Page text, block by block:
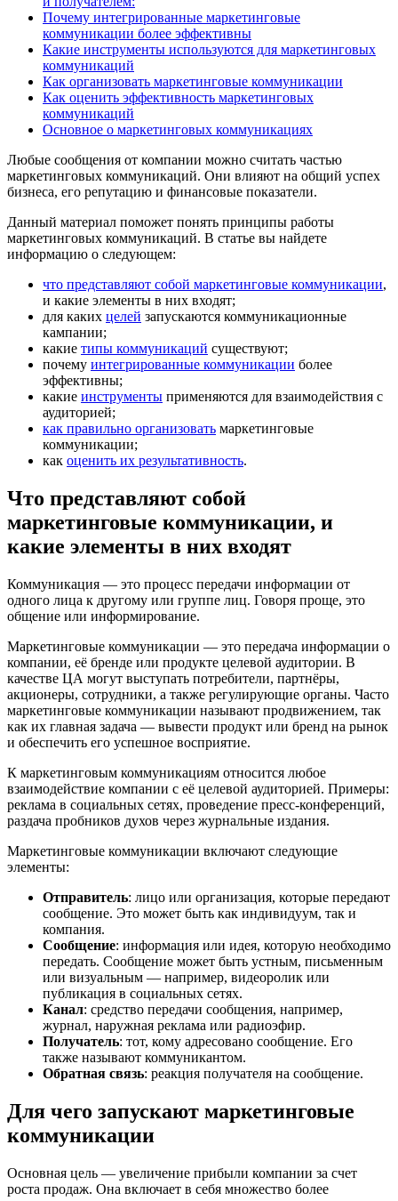
Почему интегрированные маркетинговые
коммуникации более эффективны
Какие инструменты используются для маркетинговых
коммуникаций
Как организовать маркетинговые коммуникации
Как оценить эффективность маркетинговых
коммуникаций
Основное о маркетинговых коммуникациях
Любые сообщения от компании можно считать частью
маркетинговых коммуникаций. Они влияют на общий успех
бизнеса, его репутацию и финансовые показатели.
Данный материал поможет понять принципы работы
маркетинговых коммуникаций. В статье вы найдете
информацию о следующем:
что представляют собой маркетинговые коммуникации,
и какие элементы в них входят;
для каких целей запускаются коммуникационные
кампании;
какие типы коммуникаций существуют;
почему интегрированные коммуникации более
эффективны;
какие инструменты применяются для взаимодействия с
аудиторией;
как правильно организовать маркетинговые
коммуникации;
как оценить их результативность.
Что представляют собой
маркетинговые коммуникации, и
какие элементы в них входят
Коммуникация — это процесс передачи информации от
одного лица к другому или группе лиц. Говоря проще, это
общение или информирование.
Маркетинговые коммуникации — это передача информации о
компании, её бренде или продукте целевой аудитории. В
качестве ЦА могут выступать потребители, партнёры,
акционеры, сотрудники, а также регулирующие органы. Часто
маркетинговые коммуникации называют продвижением, так
как их главная задача — вывести продукт или бренд на рынок
и обеспечить его успешное восприятие.
К маркетинговым коммуникациям относится любое
взаимодействие компании с её целевой аудиторией. Примеры:
реклама в социальных сетях, проведение пресс-конференций,
раздача пробников духов через журнальные издания.
Маркетинговые коммуникации включают следующие
элементы:
Отправитель: лицо или организация, которые передают
сообщение. Это может быть как индивидуум, так и
компания.
Сообщение: информация или идея, которую необходимо
передать. Сообщение может быть устным, письменным
или визуальным — например, видеоролик или
публикация в социальных сетях.
Канал: средство передачи сообщения, например,
журнал, наружная реклама или радиоэфир.
Получатель: тот, кому адресовано сообщение. Его
также называют коммуникантом.
Обратная связь: реакция получателя на сообщение.
Для чего запускают маркетинговые
коммуникации
Основная цель — увеличение прибыли компании за счет
роста продаж. Она включает в себя множество более